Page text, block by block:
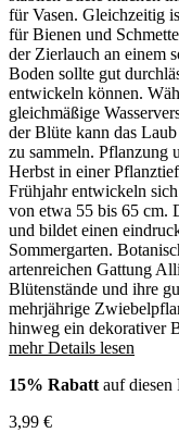
für Vasen. Gleichzeitig
für Bienen und
der Zierlauch an einem
Boden sollte gut
entwickeln können.
gleichmäßige
der Blüte kann das
zu sammeln. Pflanzung
Herbst in einer
Frühjahr entwickeln
von etwa 55 bis 65 cm.
und bildet einen
Sommergarten.
artenreichen Gattung
Blütenstände und ihre
mehrjährige
hinweg ein dekorativer
mehr Details lesen
15% Rabatt auf diesen
3,99 €